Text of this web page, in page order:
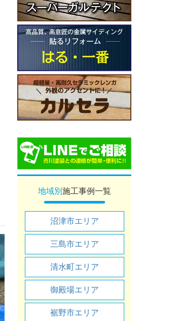
地域別 施工事例一覧
沼津市エリア
三島市エリア
清水町エリア
御殿場エリア
裾野市エリア